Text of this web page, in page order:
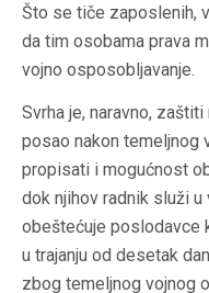
Što se tiče zaposlenih,
da tim osobama prava
vojno osposobljavanje.
Svrha je, naravno,
posao nakon temeljnog
propisati i mogućnost
dok njihov radnik služi
obeštećuje poslodavce
u trajanju od desetak
zbog temeljnog vojnog